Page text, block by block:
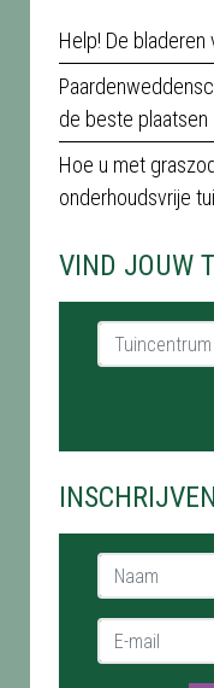
Help! De bladeren
de beste plaatsen
Hoe u met
onderhoudsvrije
VIND JOUW
Tuincentrum
Naam *
E-mail *